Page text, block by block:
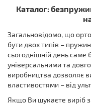
Каталог:
Загальновідомо, що
бути двох типів –
сьогоднішній день саме
універсальними та
виробництва дозволяє
властивостями – від
Якщо Ви шукаєте виріб